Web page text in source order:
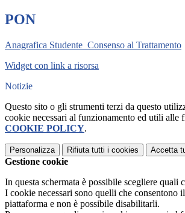
PON
Anagrafica Studente_Consenso al Trattamento
Widget con link a risorsa
Notizie
Questo sito o gli strumenti terzi da questo
cookie necessari al funzionamento ed utili alle
COOKIE POLICY.
Personalizza Rifiuta tutti i cookies Accetta
Gestione cookie
In questa schermata è possibile scegliere quali
I cookie necessari sono quelli che consentono
piattaforma e non è possibile disabilitarli.